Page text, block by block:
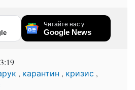
Читайте нас у
Google News
, карантин , кризис ,